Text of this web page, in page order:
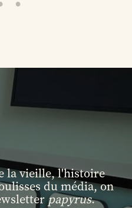
la vieille, l'histoire
du média, on
papyrus.